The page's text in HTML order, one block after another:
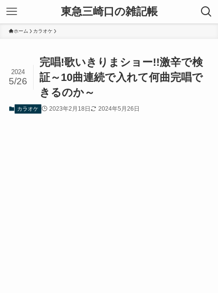
東急三崎口の雑記帳
ホーム カラオケ
完唱!歌いきりまショー!!激辛で検
証～10曲連続で入れて何曲完唱で
きるのか～
2024
5/26
カラオケ 2023年2月18日 2024年5月26日